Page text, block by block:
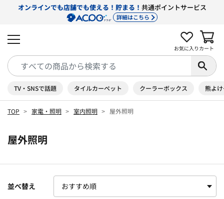
オンラインでも店舗でも使える！貯まる！ 共通ポイントサービス
詳細はこちら
お気に入り カート
TV・SNSで話題 タイルカーペット クーラーボックス 熊よ
TOP 家電・照明 室内照明 屋外照明
屋外照明
並べ替え